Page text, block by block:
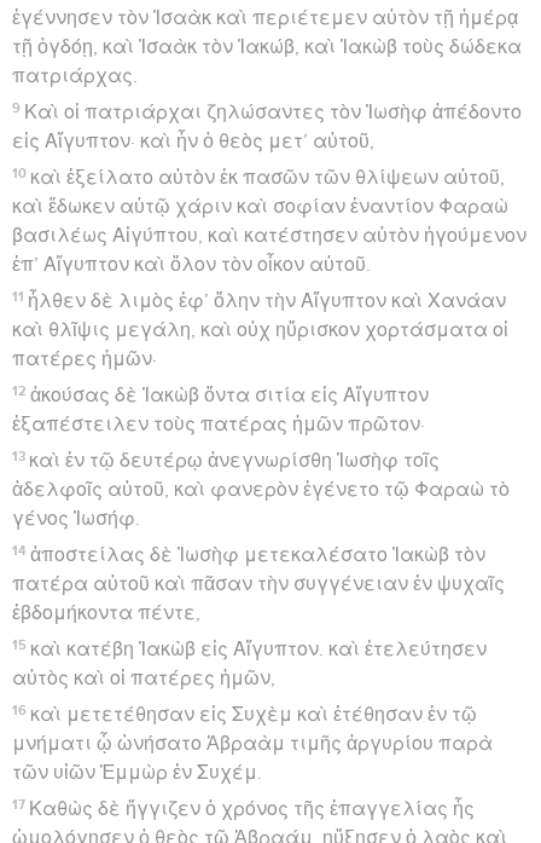
ἐγέννησεν τὸν Ἰσαὰκ καὶ περιέτεμεν αὐτὸν τῇ ἡμέρᾳ
τῇ ὀγδόῃ, καὶ Ἰσαὰκ τὸν Ἰακώβ, καὶ Ἰακὼβ τοὺς δώδεκα
πατριάρχας.
9 Καὶ οἱ πατριάρχαι ζηλώσαντες τὸν Ἰωσὴφ ἀπέδοντο
εἰς Αἴγυπτον· καὶ ἦν ὁ θεὸς μετ’ αὐτοῦ,
10 καὶ ἐξείλατο αὐτὸν ἐκ πασῶν τῶν θλίψεων αὐτοῦ,
καὶ ἔδωκεν αὐτῷ χάριν καὶ σοφίαν ἐναντίον Φαραὼ
βασιλέως Αἰγύπτου, καὶ κατέστησεν αὐτὸν ἡγούμενον
ἐπ’ Αἴγυπτον καὶ ὅλον τὸν οἶκον αὐτοῦ.
11 ἦλθεν δὲ λιμὸς ἐφ’ ὅλην τὴν Αἴγυπτον καὶ Χανάαν
καὶ θλῖψις μεγάλη, καὶ οὐχ ηὕρισκον χορτάσματα οἱ
πατέρες ἡμῶν·
12 ἀκούσας δὲ Ἰακὼβ ὄντα σιτία εἰς Αἴγυπτον
ἐξαπέστειλεν τοὺς πατέρας ἡμῶν πρῶτον·
13 καὶ ἐν τῷ δευτέρῳ ἀνεγνωρίσθη Ἰωσὴφ τοῖς
ἀδελφοῖς αὐτοῦ, καὶ φανερὸν ἐγένετο τῷ Φαραὼ τὸ
γένος Ἰωσήφ.
14 ἀποστείλας δὲ Ἰωσὴφ μετεκαλέσατο Ἰακὼβ τὸν
πατέρα αὐτοῦ καὶ πᾶσαν τὴν συγγένειαν ἐν ψυχαῖς
ἑβδομήκοντα πέντε,
15 καὶ κατέβη Ἰακὼβ εἰς Αἴγυπτον. καὶ ἐτελεύτησεν
αὐτὸς καὶ οἱ πατέρες ἡμῶν,
16 καὶ μετετέθησαν εἰς Συχὲμ καὶ ἐτέθησαν ἐν τῷ
μνήματι ᾧ ὠνήσατο Ἀβραὰμ τιμῆς ἀργυρίου παρὰ
τῶν υἱῶν Ἑμμὼρ ἐν Συχέμ.
17 Καθὼς δὲ ἤγγιζεν ὁ χρόνος τῆς ἐπαγγελίας ἧς
ὡμολόγησεν ὁ θεὸς τῷ Ἀβραάμ, ηὔξησεν ὁ λαὸς καὶ